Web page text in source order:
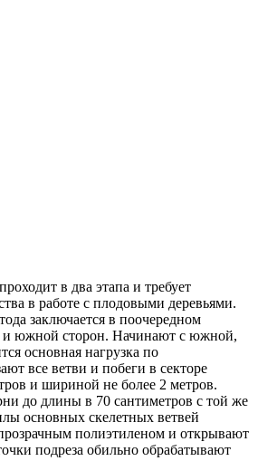
в два этапа и требует
в работе с плодовыми деревьями.
заключается в поочередном
и южной сторон. Начинают с южной,
основная нагрузка по
все ветви и побеги в секторе
и шириной не более 2 метров.
до длины в 70 сантиметров с той же
основных скелетных ветвей
полиэтиленом и открывают
подреза обильно обрабатывают